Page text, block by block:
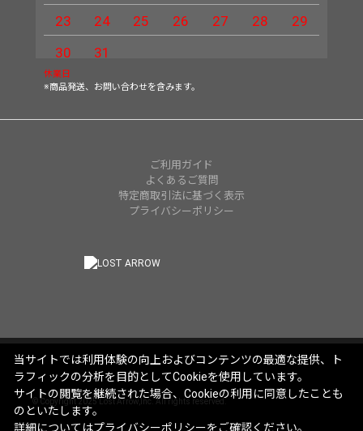
23
24 25 26 27 28
29
30
31
休業日
※商品発送、お問い合わせを含みます。
ご利用ガイド
よくあるご質問
特定商取引法に基づく表示
プライバシーポリシー
© Copyright 2025 Lost Arrow,Inc. All rights reserved.
当サイトでは利用体験の向上およびコンテンツの最適な提供、ト
ラフィックの分析を目的としてCookieを使用しています。
サイトの閲覧を継続された場合、Cookieの利用に同意したことも
のといたします。
詳細についてはプライバシーポリシーをご確認ください。